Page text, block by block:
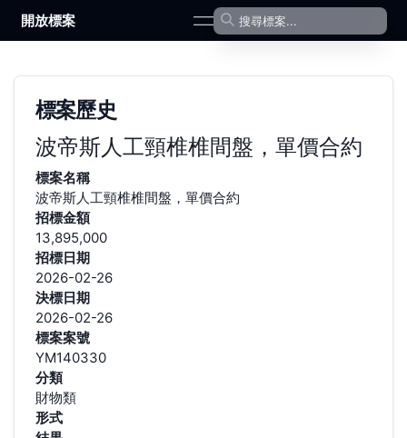
開放標案 open navigation menu
標案歷史
波帝斯人工頸椎椎間盤，單價合約
標案名稱
波帝斯人工頸椎椎間盤，單價合約
招標金額
13,895,000
招標日期
2026-02-26
決標日期
2026-02-26
標案案號
YM140330
分類
財物類
形式